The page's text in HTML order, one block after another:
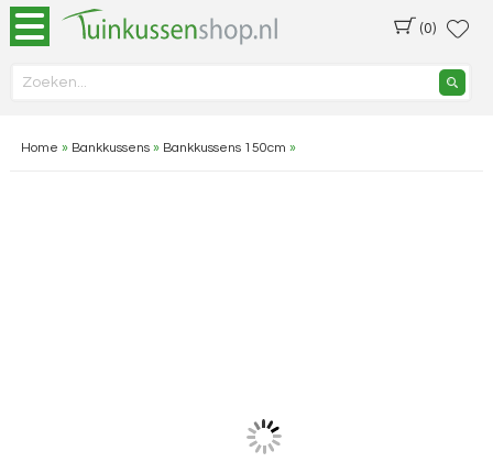
(0)
Home » Bankkussens» Bankkussens 150cm »